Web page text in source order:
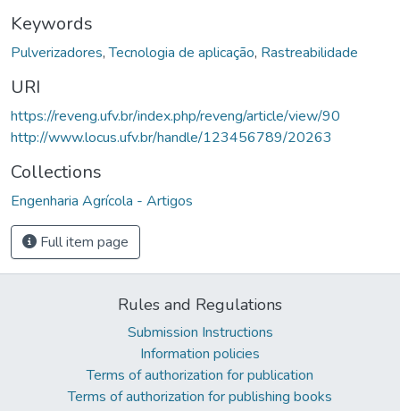
Keywords
Pulverizadores,Tecnologia de aplicação, Rastreabilidade
URI
https://reveng.ufv.br/index.php/reveng/article/view/90
http://www.locus.ufv.br/handle/123456789/20263
Collections
Engenharia Agrícola - Artigos
Full item page
Rules and Regulations
Submission Instructions
Information policies
Terms of authorization for publication
Terms of authorization for publishing books